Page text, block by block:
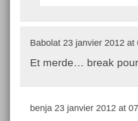
Babolat 23 janvier 2012 at
Et merde… break
benja 23 janvier 2012 at